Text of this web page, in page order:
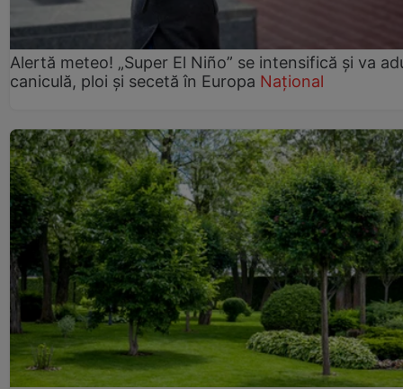
Alertă meteo! „Super El Niño” se intensifică și va
caniculă, ploi și secetă în Europa Național